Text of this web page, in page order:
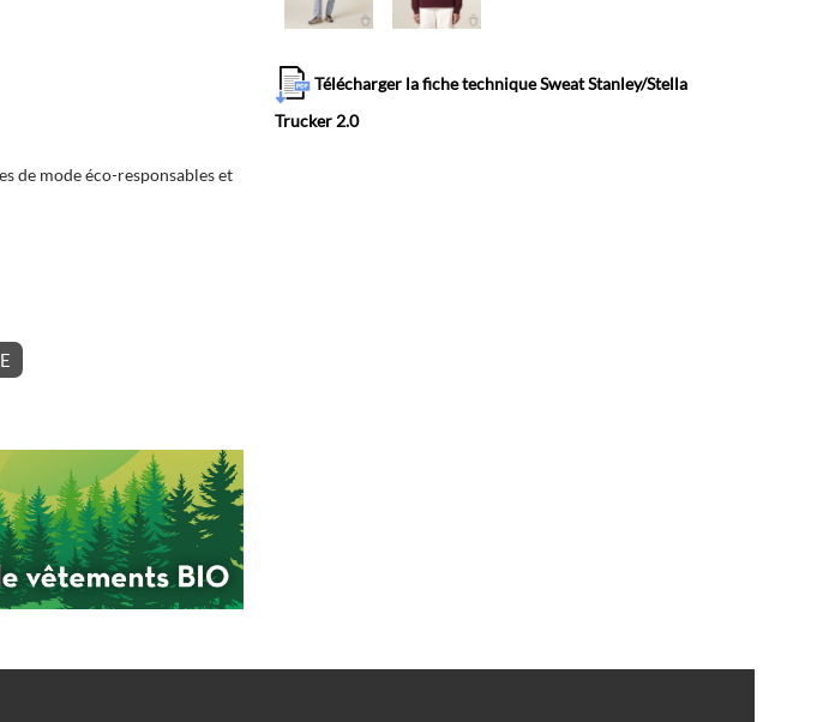
de mode éco-responsables et
Télécharger la fiche technique Sweat Stanley/Stella
Trucker 2.0